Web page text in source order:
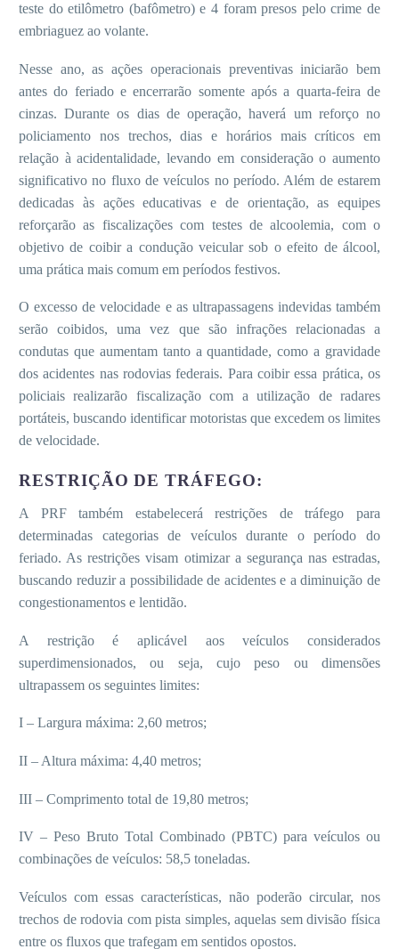
teste do etilômetro (bafômetro) e 4 foram presos pelo crime de
embriaguez ao volante.
Nesse ano, as ações operacionais preventivas iniciarão bem
antes do feriado e encerrarão somente após a quarta-feira de
cinzas. Durante os dias de operação, haverá um reforço no
policiamento nos trechos, dias e horários mais críticos em
relação à acidentalidade, levando em consideração o aumento
significativo no fluxo de veículos no período. Além de estarem
dedicadas às ações educativas e de orientação, as equipes
reforçarão as fiscalizações com testes de alcoolemia, com o
objetivo de coibir a condução veicular sob o efeito de álcool,
uma prática mais comum em períodos festivos.
O excesso de velocidade e as ultrapassagens indevidas também
serão coibidos, uma vez que são infrações relacionadas a
condutas que aumentam tanto a quantidade, como a gravidade
dos acidentes nas rodovias federais. Para coibir essa prática, os
policiais realizarão fiscalização com a utilização de radares
portáteis, buscando identificar motoristas que excedem os limites
de velocidade.
RESTRIÇÃO DE TRÁFEGO:
A PRF também estabelecerá restrições de tráfego para
determinadas categorias de veículos durante o período do
feriado. As restrições visam otimizar a segurança nas estradas,
buscando reduzir a possibilidade de acidentes e a diminuição de
congestionamentos e lentidão.
A restrição é aplicável aos veículos considerados
superdimensionados, ou seja, cujo peso ou dimensões
ultrapassem os seguintes limites:
I – Largura máxima: 2,60 metros;
II – Altura máxima: 4,40 metros;
III – Comprimento total de 19,80 metros;
IV – Peso Bruto Total Combinado (PBTC) para veículos ou
combinações de veículos: 58,5 toneladas.
Veículos com essas características, não poderão circular, nos
trechos de rodovia com pista simples, aquelas sem divisão física
entre os fluxos que trafegam em sentidos opostos.